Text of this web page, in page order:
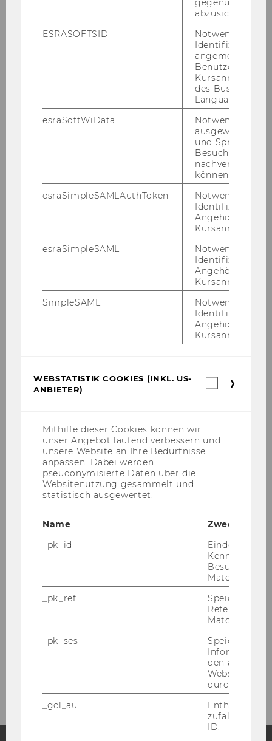
Hochladen der Dateien in
bis 3. September 2026
Bekanntgabe der Aufnahme in
bis 14. September 2026
Anmeldezeitraum für Kurs I
17. - 20. September 2026
Aufnahmeverfahren
Produktionsmanagement
Weitere Informationen zur SBWL
Master SCM
PRODUKTIONSMANAGEMENT
D2, Eingang C, Front Office im 2. Stock
tutor-prodman@wu.ac.at | prodman-
gegenüber
abzusichern.
ESRASOFTSID
Notwendig zur
Identifizierung
angemeldeten
Benutzers im
des Business
Language
esraSoftWiData
Notwendig um
ausgewählte
und
Besuchers
nachverfolgen
können.
esraSimpleSAMLAuthToken
Notwendig zur
Identifizierung
Angehörige/r für
Kursanmeldung.
esraSimpleSAML
Notwendig zur
Identifizierung
Angehörige/r für
Kursanmeldung.
SimpleSAML
Notwendig zur
Identifizierung
Angehörige/r für
Kursanmeldung.
WEBSTATISTIK COOKIES (INKL. US-
ANBIETER)
Mithilfe dieser Cookies können wir
unser Angebot laufend verbessern und
unsere Website an Ihre Bedürfnisse
anpassen. Dabei werden
pseudonymisierte Daten über die
Websitenutzung gesammelt und
statistisch ausgewertet.
Name
Zweck
_pk_id
Eindeutige
Besuchers
Matomo.
_pk_ref
Speicherung
Referrers
Matomo.
_pk_ses
Speicherung
den aktuellen
durch
_gcl_au
Enthält eine
ID.